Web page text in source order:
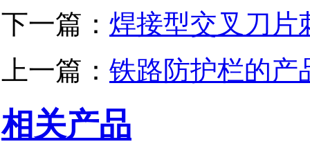
下一篇： 焊接型交叉刀片
上一篇： 铁路防护栏的产
相关产品